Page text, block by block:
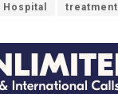
treatment